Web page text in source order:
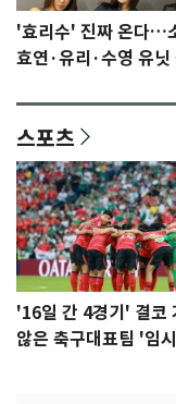
'효리수' 진짜 온다…
효연·유리·수영 유닛
스포츠
'16일 간 4경기' 결코
않은 축구대표팀 '임